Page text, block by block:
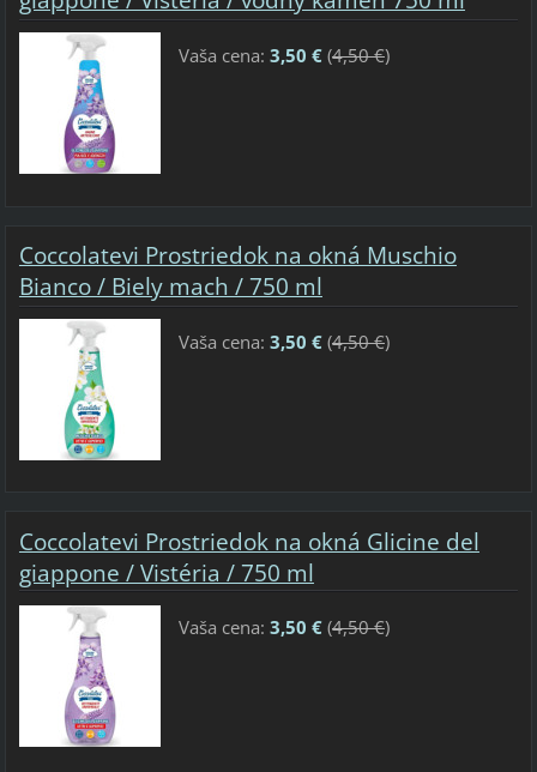
Vaša cena: 3,50 €(4,50 €)
Coccolatevi Prostriedok na okná Muschio
Bianco / Biely mach / 750 ml
Vaša cena: 3,50 €(4,50 €)
Coccolatevi Prostriedok na okná Glicine del
giappone / Vistéria / 750 ml
Vaša cena: 3,50 €(4,50 €)